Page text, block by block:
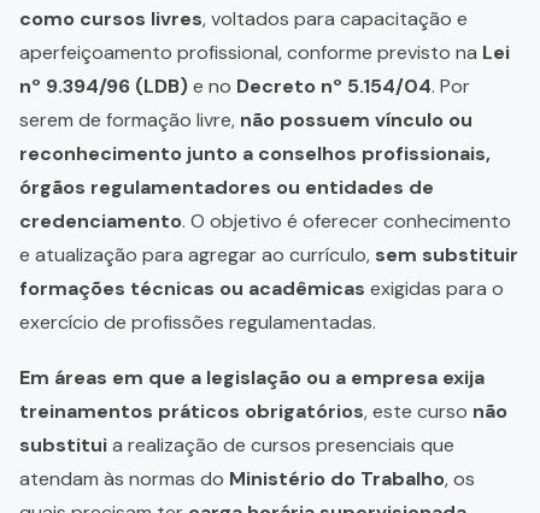
como cursos livres, voltados para capacitação e
aperfeiçoamento profissional, conforme previsto na Lei
nº 9.394/96 (LDB)e no Decreto nº 5.154/04. Por
serem de formação livre, não possuem vínculo ou
reconhecimento junto a conselhos profissionais,
órgãos regulamentadores ou entidades de
credenciamento. O objetivo é oferecer conhecimento
e atualização para agregar ao currículo, sem substituir
formações técnicas ou acadêmicas exigidas para o
exercício de profissões regulamentadas.
Em áreas em que a legislação ou a empresa exija
treinamentos práticos obrigatórios, este curso não
substituia realização de cursos presenciais que
atendam às normas do Ministério do Trabalho, os